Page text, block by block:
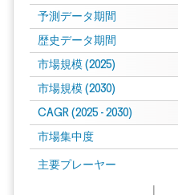
予測データ期間
歴史データ期間
市場規模 (2025)
市場規模 (2030)
CAGR (2025 - 2030)
市場集中度
主要プレーヤー